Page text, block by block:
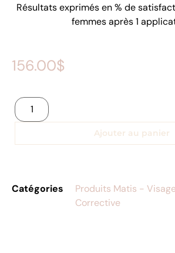
Résultats exprimés en % de
femmes après 1
156.00$
Ajouter au panier
Catégories Produits Matis -
Corrective